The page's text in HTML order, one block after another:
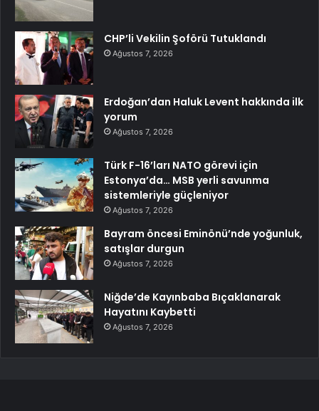
CHP’li Vekilin Şoförü Tutuklandı
Ağustos 7, 2026
Erdoğan’dan Haluk Levent hakkında ilk
yorum
Ağustos 7, 2026
Türk F-16’ları NATO görevi için
Estonya’da… MSB yerli savunma
sistemleriyle güçleniyor
Ağustos 7, 2026
Bayram öncesi Eminönü’nde yoğunluk,
satışlar durgun
Ağustos 7, 2026
Niğde’de Kayınbaba Bıçaklanarak
Hayatını Kaybetti
Ağustos 7, 2026